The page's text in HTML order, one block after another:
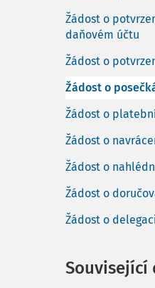
Žádost o
daňovém účtu
Žádost o
Žádost o
Žádost o
Žádost o
Žádost o
Žádost o
Žádost o
Související